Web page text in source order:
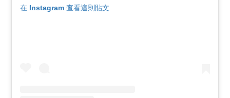
在 Instagram 查看這則貼文